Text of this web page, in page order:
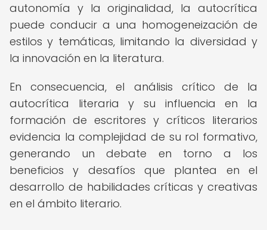
autonomía y la originalidad, la autocrítica
puede conducir a una homogeneización de
estilos y temáticas, limitando la diversidad y
la innovación en la literatura.
En consecuencia, el análisis crítico de la
autocrítica literaria y su influencia en la
formación de escritores y críticos literarios
evidencia la complejidad de su rol formativo,
generando un debate en torno a los
beneficios y desafíos que plantea en el
desarrollo de habilidades críticas y creativas
en el ámbito literario.